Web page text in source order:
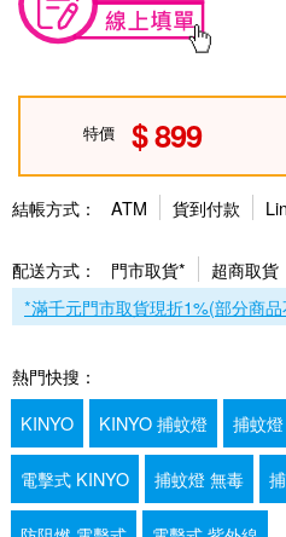
特價 899
結帳方式： ATM 貨到付款
配送方式： 門市取貨* 超商取貨
*滿千元門市取貨現折1%(部分商
熱門快搜：
KINYO
KINYO 捕蚊燈 捕蚊
電擊式 KINYO 捕蚊燈 無毒